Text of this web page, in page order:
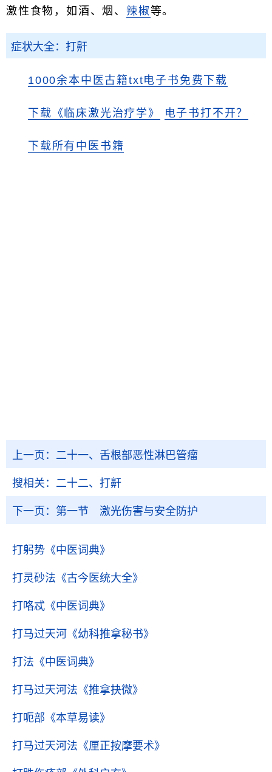
激性食物，如酒、烟、辣椒等。
症状大全：打鼾
1000余本中医古籍txt电子书免费下载
下载《临床激光治疗学》 电子书打不开？
下载所有中医书籍
上一页： 二十一、舌根部恶性淋巴管瘤
搜相关： 二十二、打鼾
下一页： 第一节 激光伤害与安全防护
打躬势 《中医词典》
打灵砂法 《古今医统大全》
打咯忒 《中医词典》
打马过天河 《幼科推拿秘书》
打法 《中医词典》
打马过天河法 《推拿抉微》
打呃部 《本草易读》
打马过天河法 《厘正按摩要术》